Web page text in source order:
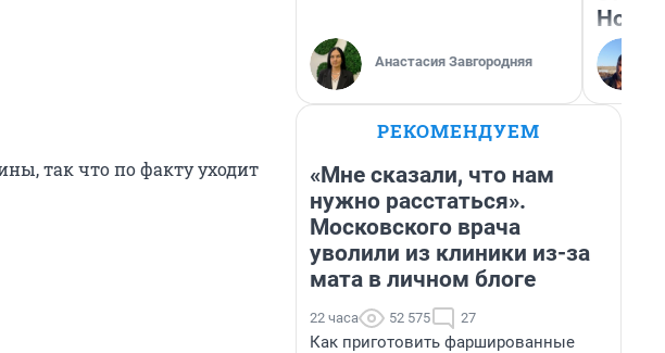
так что по факту уходит
Анастасия Завгородняя
РЕКОМЕНДУЕМ
«Мне сказали, что нам
нужно расстаться».
Московского врача
уволили из клиники из-за
мата в личном блоге
22 часа 52 575 27
Как приготовить фаршированные